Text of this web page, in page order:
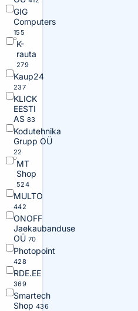
GIG
Computers
155
K-
rauta
279
Kaup24
237
KLICK
EESTI
AS 83
Kodutehnika
Grupp OÜ
22
MT
Shop
524
MULTO
442
ONOFF
Jaekaubanduse
OÜ 70
Photopoint
428
RDE.EE
369
Smartech
Shop 436